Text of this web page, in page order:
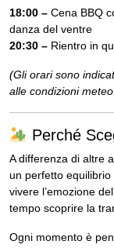
18:00 – Cena BBQ
danza del ventre
20:30 – Rientro in
(Gli orari sono
alle condizioni
Perché
A differenza di altre
un perfetto
vivere l’emozione
tempo scoprire la
Ogni momento è